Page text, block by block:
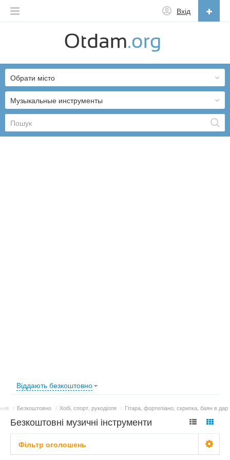
Вхід
English
Русский
Українська
Музыкальные инструменты
Обрати місто
Віддають безкоштовно
/ Безкоштовно / Хобі, спорт, рукоділля / Гітара, фортепіано, скрипка, баян в дар
Безкоштовні музичні інструменти
Фільтр оголошень